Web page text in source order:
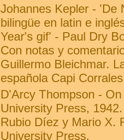
Johannes Kepler - 'De
bilingüe en latin e
Year's gif' - Paul Dry
Con notas y
Guillermo Bleichmar.
española Capi
D'Arcy Thompson -
University Press,
Rubio Díez y Mario X.
University Press.